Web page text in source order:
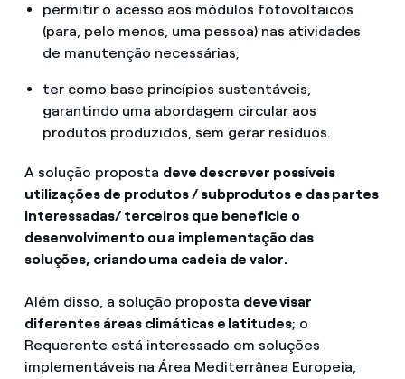
permitir o acesso aos módulos fotovoltaicos
(para, pelo menos, uma pessoa) nas atividades
de manutenção necessárias;
ter como base princípios sustentáveis,
garantindo uma abordagem circular aos
produtos produzidos, sem gerar resíduos.
A solução proposta deve descrever possíveis
utilizações de produtos / subprodutos e das partes
interessadas/ terceiros que beneficie o
desenvolvimento ou a implementação das
soluções, criando uma cadeia de valor.
Além disso, a solução proposta deve visar
diferentes áreas climáticas e latitudes; o
Requerente está interessado em soluções
implementáveis na Área Mediterrânea Europeia,